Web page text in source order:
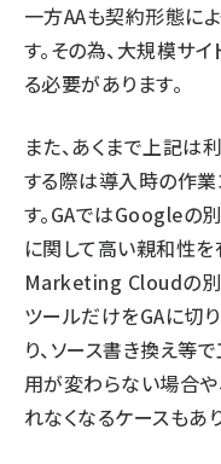
一方AAも契約形態に
す。その為、大規模サ
る必要があります。
また、あくまで上記は
する際は導入時の作
す。GAではGoogleの
に関して高い親和性を
Marketing Cloudの別
ツールだけをGAに切
り、ソース書き換え等
用が変わらない場合
れなくなるケースもあ